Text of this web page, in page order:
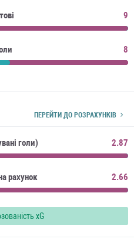
9
8
ПЕРЕЙТИ ДО РОЗРАХУНКІВ
голи) 2.87
рахунок 2.66
xG